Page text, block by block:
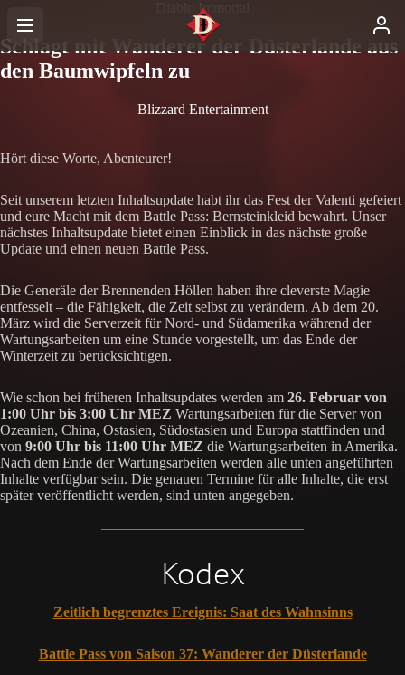
Diablo Immortal
Schlagt mit Wanderer der Düsterlande aus
den Baumwipfeln zu
Blizzard Entertainment
Hört diese Worte, Abenteurer!
Seit unserem letzten Inhaltsupdate habt ihr das Fest der Valenti gefeiert
und eure Macht mit dem Battle Pass: Bernsteinkleid bewahrt. Unser
nächstes Inhaltsupdate bietet einen Einblick in das nächste große
Update und einen neuen Battle Pass.
Die Generäle der Brennenden Höllen haben ihre cleverste Magie
entfesselt – die Fähigkeit, die Zeit selbst zu verändern. Ab dem 20.
März wird die Serverzeit für Nord- und Südamerika während der
Wartungsarbeiten um eine Stunde vorgestellt, um das Ende der
Winterzeit zu berücksichtigen.
Wie schon bei früheren Inhaltsupdates werden am 26. Februar von
1:00 Uhr bis 3:00 Uhr MEZ Wartungsarbeiten für die Server von
Ozeanien, China, Ostasien, Südostasien und Europa stattfinden und
von 9:00 Uhr bis 11:00 Uhr MEZ die Wartungsarbeiten in Amerika.
Nach dem Ende der Wartungsarbeiten werden alle unten angeführten
Inhalte verfügbar sein. Die genauen Termine für alle Inhalte, die erst
später veröffentlicht werden, sind unten angegeben.
Kodex
Zeitlich begrenztes Ereignis: Saat des Wahnsinns
Battle Pass von Saison 37: Wanderer der Düsterlande